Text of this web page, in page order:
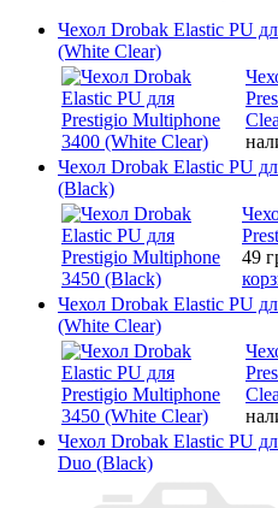
Чехол Drobak Elastic PU
(White Clear)
Чехол Drobak Elastic PU
(Black)
49
Чехол Drobak Elastic PU
(White Clear)
Чехол Drobak Elastic PU
Duo (Black)